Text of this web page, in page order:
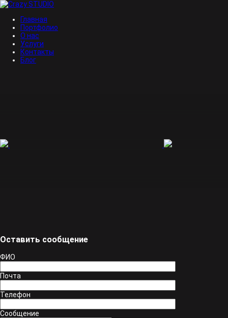
Главная
Портфолио
О нас
Услуги
Контакты
Блог
Оставить сообщение
ФИО
Почта
Телефон
Сообщение